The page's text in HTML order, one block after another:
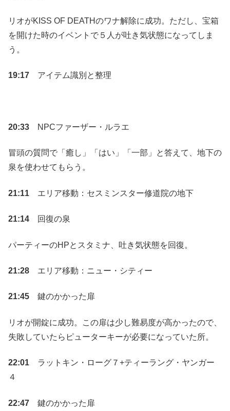
リオがKISS OF DEATHのワナ解除に成功。ただし、宝箱
を開けた時のイベントで５人が吐き気状態になってしま
う。
19:17 アイテム識別と整理
20:33 NPCファーザー・ルラエ
冒頭の質問で「癒し」「はい」「一部」と答えて、地下の
泉を使わせてもらう。
21:11 エリア移動：セスミンスター修道院の地下
21:14 回復の泉
パーティーのHPとスタミナ、吐き気状態を回復。
21:28 エリア移動：ニュー・シティー
21:45 鍵のかかった扉
リオが開錠に成功。この扉は少し難易度が高かったので、
失敗していたらピューターキーが必要になっていた所。
22:01 ラットキン・ローグ７+ティーラング・ヤンガー
４
22:47 鍵のかかった扉